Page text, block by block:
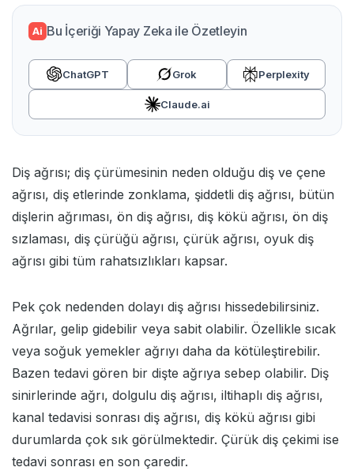
Ai Bu İçeriği Yapay Zeka ile Özetleyin
ChatGPT Grok Perplexity
Claude.ai
Diş ağrısı; diş çürümesinin neden olduğu diş ve çene
ağrısı, diş etlerinde zonklama, şiddetli diş ağrısı, bütün
dişlerin ağrıması, ön diş ağrısı, diş kökü ağrısı, ön diş
sızlaması, diş çürüğü ağrısı, çürük ağrısı, oyuk diş
ağrısı gibi tüm rahatsızlıkları kapsar.
Pek çok nedenden dolayı diş ağrısı hissedebilirsiniz.
Ağrılar, gelip gidebilir veya sabit olabilir. Özellikle sıcak
veya soğuk yemekler ağrıyı daha da kötüleştirebilir.
Bazen tedavi gören bir dişte ağrıya sebep olabilir. Diş
sinirlerinde ağrı, dolgulu diş ağrısı, iltihaplı diş ağrısı,
kanal tedavisi sonrası diş ağrısı, diş kökü ağrısı gibi
durumlarda çok sık görülmektedir. Çürük diş çekimi ise
tedavi sonrası en son çaredir.